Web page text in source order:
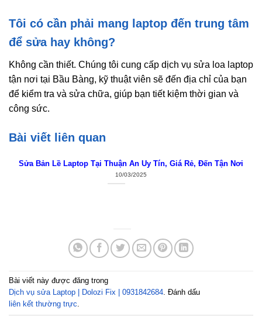
Tôi có cần phải mang laptop đến trung tâm
để sửa hay không?
Không cần thiết. Chúng tôi cung cấp dịch vụ sửa loa laptop
tận nơi tại Bầu Bàng, kỹ thuật viên sẽ đến địa chỉ của bạn
để kiểm tra và sửa chữa, giúp bạn tiết kiệm thời gian và
công sức.
Bài viết liên quan
Sửa Bản Lề Laptop Tại Thuận An Uy Tín, Giá Rẻ, Đến Tận Nơi
10/03/2025
Bài viết này được đăng trong
Dịch vụ sửa Laptop | Dolozi Fix | 0931842684. Đánh dấu
liên kết thường trực.